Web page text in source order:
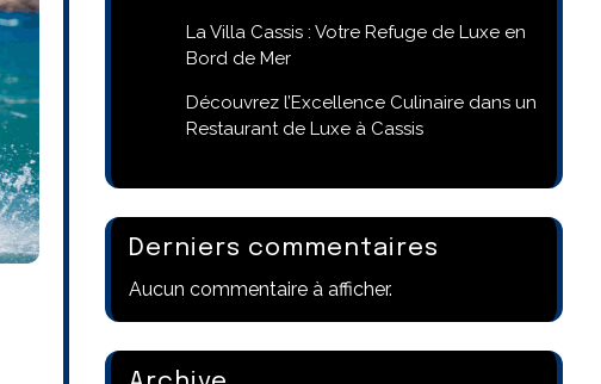
La Villa Cassis : Votre Refuge de Luxe en
Bord de Mer
Découvrez l’Excellence Culinaire dans un
Restaurant de Luxe à Cassis
Derniers commentaires
Aucun commentaire à afficher.